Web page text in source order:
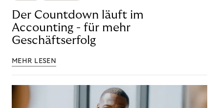
Der Countdown läuft im
Accounting - für mehr
Geschäftserfolg
MEHR LESEN